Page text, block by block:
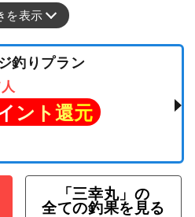
を表示
釣りプラン
ント還元
「三幸丸」の
全ての釣果を見る